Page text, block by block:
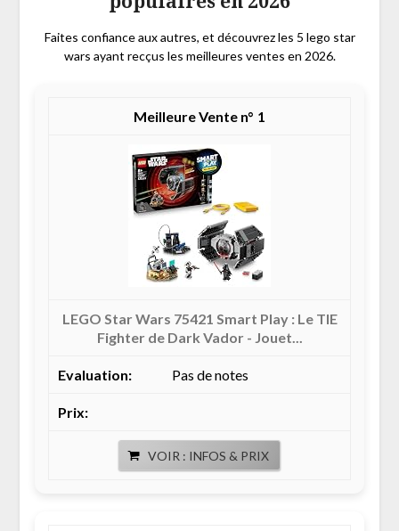
Faites confiance aux autres, et découvrez les 5 lego star
wars ayant recçus les meilleures ventes en 2026.
1
LEGO Star Wars 75421 Smart Play : Le TIE
Fighter de Dark Vador - Jouet...
Pas de notes
VOIR : INFOS & PRIX